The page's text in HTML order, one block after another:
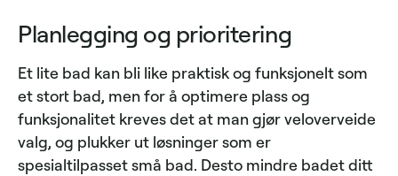
Planlegging og prioritering
Et lite bad kan bli like praktisk og funksjonelt som
et stort bad, men for å optimere plass og
funksjonalitet kreves det at man gjør veloverveide
valg, og plukker ut løsninger som er
spesialtilpasset små bad. Desto mindre badet ditt